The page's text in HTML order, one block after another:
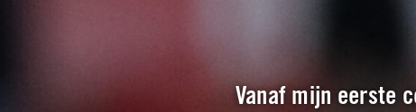
Vanaf mijn eerste